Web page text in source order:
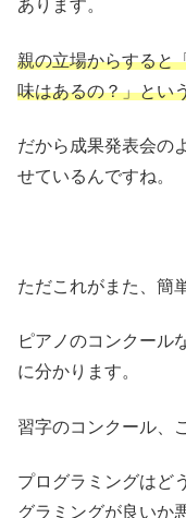
あります。
親の立場からすると
味はあるの？」とい
だから成果発表会の
せているんですね。
ただこれがまた、簡
ピアノのコンクール
に分かります。
習字のコンクール、
プログラミングはど
グラミングが良いか